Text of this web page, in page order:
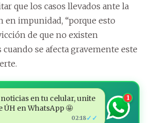
que los casos llevados ante la
en impunidad, “porque esto
de que no existen
cuando se afecta gravemente este
en tu celular, unite
ÚH en WhatsApp 🤩
02:18✓✓
1